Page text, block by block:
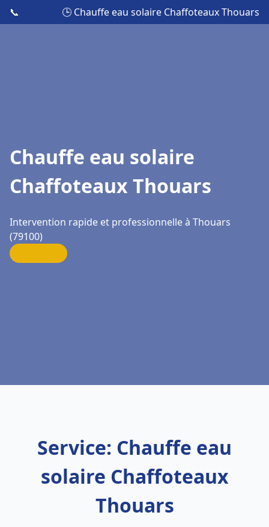
📞 🕒 Chauffe eau solaire Chaffoteaux Thouars
Chauffe eau solaire
Chaffoteaux Thouars
Intervention rapide et professionnelle à Thouars
(79100)
Service: Chauffe eau
solaire Chaffoteaux
Thouars